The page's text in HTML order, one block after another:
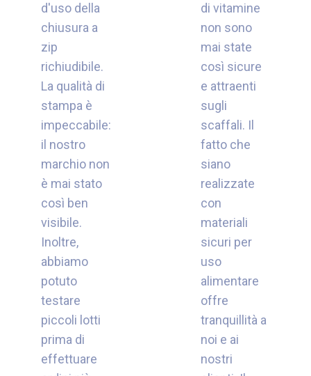
d'uso della
chiusura a
zip
richiudibile.
La qualità di
stampa è
impeccabile:
il nostro
marchio non
è mai stato
così ben
visibile.
Inoltre,
abbiamo
potuto
testare
piccoli lotti
prima di
effettuare
di vitamine
non sono
mai state
così sicure
e attraenti
sugli
scaffali. Il
fatto che
siano
realizzate
con
materiali
sicuri per
uso
alimentare
offre
tranquillità a
noi e ai
nostri